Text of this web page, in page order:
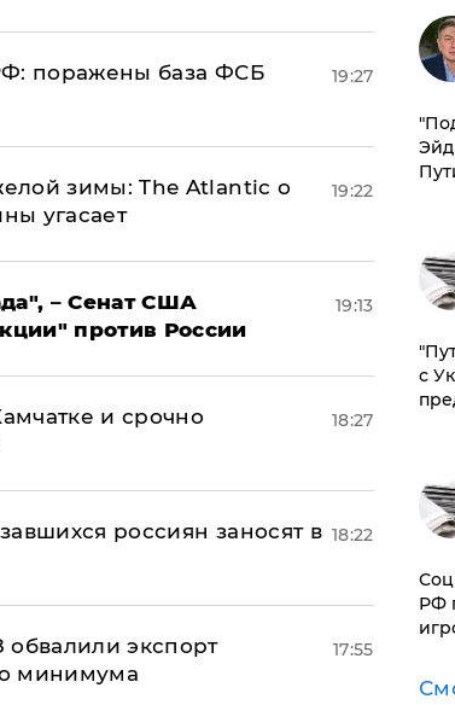
поражены база ФСБ
19:27
зимы: The Atlantic о
угасает
19:22
– Сенат США
против России
19:13
и срочно
18:27
россиян заносят в 18:22
экспорт
минимума
17:55
с
РФ